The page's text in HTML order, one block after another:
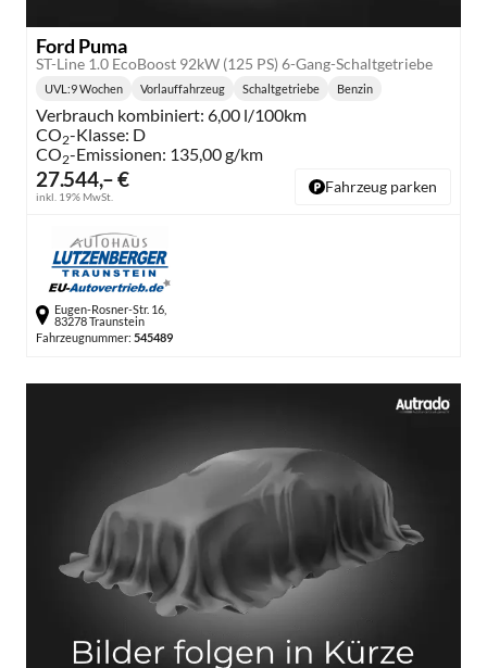
Ford Puma
ST-Line 1.0 EcoBoost 92kW (125 PS) 6-Gang-Schaltgetriebe
27.544,– €
inkl. 19% MwSt.
Lieferzeit:
UVL :9 Wochen Vorlauffahrzeug
Getriebe:
Schaltgetriebe
Kraftstoff:
Benzin
Verbrauch kombiniert: 6,00 l/100km
CO2-Klasse: D
CO2-Emissionen: 135,00 g/km
Fahrzeug parken
Eugen-Rosner-Str. 16,
83278 Traunstein
Fahrzeugnummer: 545489